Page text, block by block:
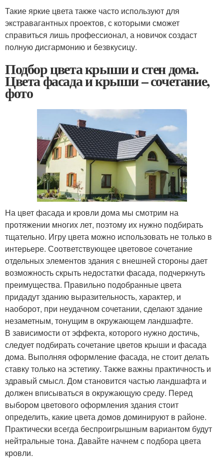
Такие яркие цвета также часто используют для
экстравагантных проектов, с которыми сможет
справиться лишь профессионал, а новичок создаст
полную дисгармонию и безвкусицу.
Подбор цвета крыши и стен дома.
Цвета фасада и крыши – сочетание,
фото
На цвет фасада и кровли дома мы смотрим на
протяжении многих лет, поэтому их нужно подбирать
тщательно. Игру цвета можно использовать не только в
интерьере. Соответствующее цветовое сочетание
отдельных элементов здания с внешней стороны дает
возможность скрыть недостатки фасада, подчеркнуть
преимущества. Правильно подобранные цвета
придадут зданию выразительность, характер, и
наоборот, при неудачном сочетании, сделают здание
незаметным, тонущим в окружающем ландшафте.
В зависимости от эффекта, которого нужно достичь,
следует подбирать сочетание цветов крыши и фасада
дома. Выполняя оформление фасада, не стоит делать
ставку только на эстетику. Также важны практичность и
здравый смысл. Дом становится частью ландшафта и
должен вписываться в окружающую среду. Перед
выбором цветового оформления здания стоит
определить, какие цвета домов доминируют в районе.
Практически всегда беспроигрышным вариантом будут
нейтральные тона. Давайте начнем с подбора цвета
кровли.